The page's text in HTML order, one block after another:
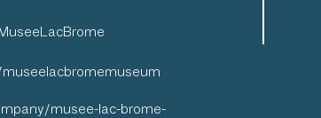
musee-lac-brome-